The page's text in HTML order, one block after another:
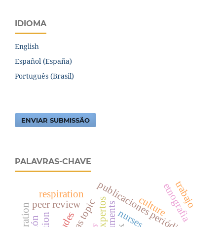
IDIOMA
English
Español (España)
Português (Brasil)
ENVIAR SUBMISSÃO
PALAVRAS-CHAVE
publicaciones periódicas c
peer review
nurses
respiration etnografia
culture trabajo